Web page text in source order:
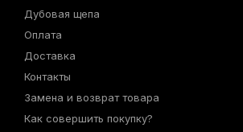
Дубовая щепа
Оплата
Доставка
Контакты
Замена и возврат товара
Как совершить покупку?